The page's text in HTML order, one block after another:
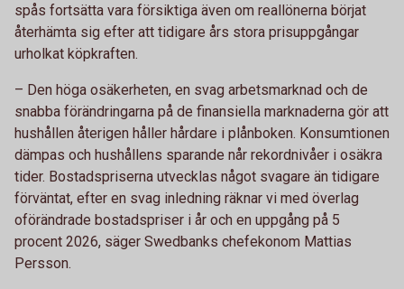
spås fortsätta vara försiktiga även om reallönerna börjat
återhämta sig efter att tidigare års stora prisuppgångar
urholkat köpkraften.
– Den höga osäkerheten, en svag arbetsmarknad och de
snabba förändringarna på de finansiella marknaderna gör att
hushållen återigen håller hårdare i plånboken. Konsumtionen
dämpas och hushållens sparande når rekordnivåer i osäkra
tider. Bostadspriserna utvecklas något svagare än tidigare
förväntat, efter en svag inledning räknar vi med överlag
oförändrade bostadspriser i år och en uppgång på 5
procent 2026, säger Swedbanks chefekonom Mattias
Persson.